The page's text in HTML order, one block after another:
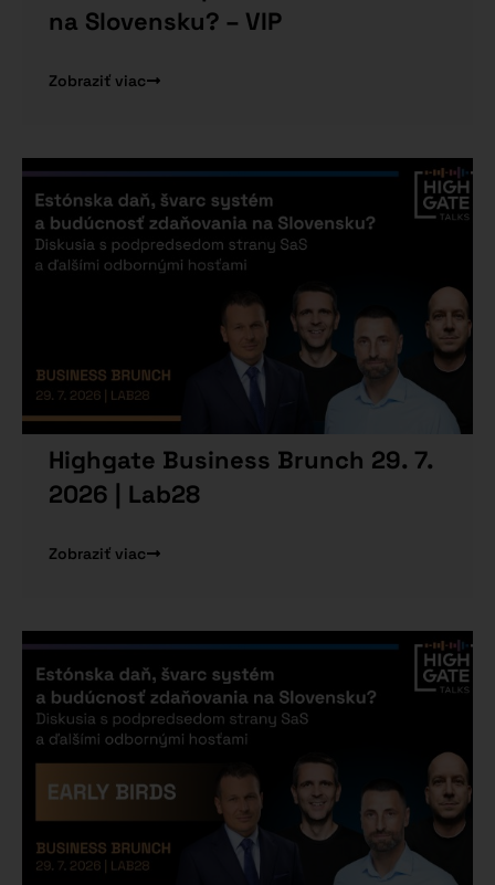
na Slovensku? – VIP
Zobraziť viac
Highgate Business Brunch 29. 7.
2026 | Lab28
Zobraziť viac